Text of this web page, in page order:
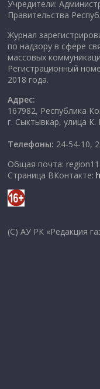
Учредители:
Правительства
Журнал
по надзору в сфере
массовых
Регистрационный
2018 года.
Адрес:
167982, Республика
г. Сыктывкар, улица К.
Телефоны: 24-54-10,
Общая почта:
Страница ВКонтакте:
(C) АУ РК «Редакция